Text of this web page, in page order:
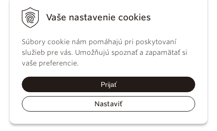
Vaše nastavenie cookies
Súbory cookie nám pomáhajú pri poskytovaní
služieb pre vás. Umožňujú spoznať a zapamätať si
vaše preferencie.
Prijať
Nastaviť
KBS
kánonického
práva
Katechizmus